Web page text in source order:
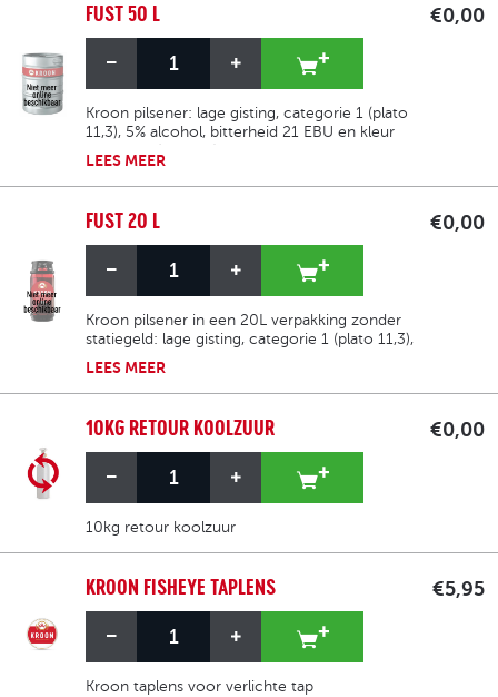
FUST 50 L €0,00
Kroon pilsener: lage gisting, categorie 1 (plato
11,3), 5% alcohol, bitterheid 21 EBU en kleur
goudgeel (10 EBC). Het is verfrissend, licht
fruitig, licht hoppig en heeft een milde
bitterheid.
LEES MEER
FUST 20 L €0,00
Kroon pilsener in een 20L verpakking zonder
statiegeld: lage gisting, categorie 1 (plato 11,3),
5% alcohol, bitterheid 21 EBU en kleur
goudgeel (10 EBC). Het is verfrissend, licht
fruitig, licht hoppig en heeft een milde
LEES MEER
10KG RETOUR KOOLZUUR €0,00
10kg retour koolzuur
KROON FISHEYE TAPLENS €5,95
Kroon taplens voor verlichte tap